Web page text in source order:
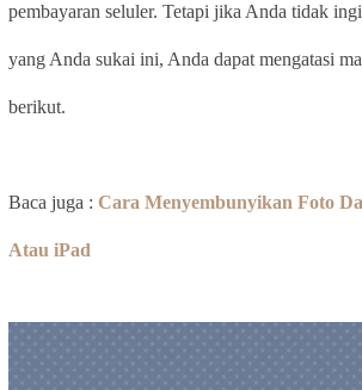
pembayaran seluler. Tetapi jika Anda tidak
yang Anda sukai ini, Anda dapat mengatasi
berikut.
Baca juga : Cara Menyembunyikan Foto
Atau iPad